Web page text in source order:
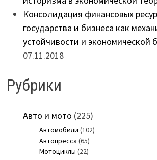
Консолидация финансовых
государства и бизнеса как
устойчивости и экономической
07.11.2018
Рубрики
Авто и мото (225)
Автомобили (102)
Автопресса (65)
Мотоциклы (22)